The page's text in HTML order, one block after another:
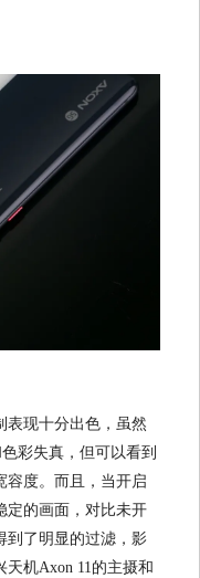
表现十分出色，虽然
彩失真，但可以看到
容度。而且，当开启
定的画面，对比未开
到了明显的过滤，影
机Axon 11的主摄和